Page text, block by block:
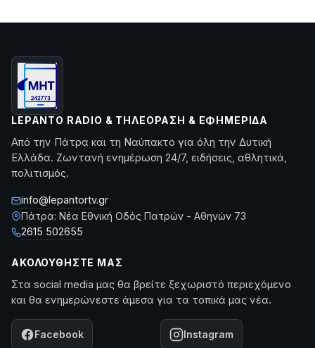
LEPANTO RADIO & ΤΗΛΕΌΡΑΣΗ & ΕΦΗΜΕΡΊΔΑ
Από την Πάτρα και τη Ναύπακτο για όλη την Δυτική
Ελλάδα. Ζωντανή ενημέρωση 24/7, ειδήσεις, αθλητικά,
πολιτισμός.
info@lepantortv.gr
Πάτρα: Νέα Εθνική Οδός Πατρών - Αθηνών 73
2615 502655
ΑΚΟΛΟΥΘΉΣΤΕ ΜΑΣ
Στα social media μας θα βρείτε ξεχωριστό περιεχόμενο
και θα ενημερώνεστε άμεσα για τα τοπικά μας νέα.
Facebook Instagram